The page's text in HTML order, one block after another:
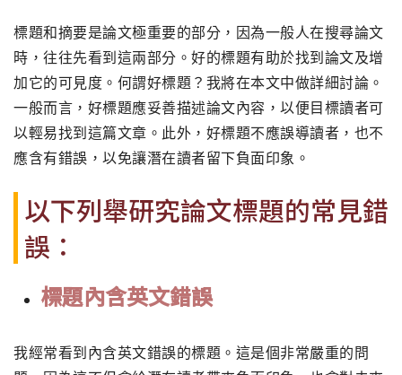
標題和摘要是論文極重要的部分，因為一般人在搜尋論文
時，往往先看到這兩部分。好的標題有助於找到論文及增
加它的可見度。何謂好標題？我將在本文中做詳細討論。
一般而言，好標題應妥善描述論文內容，以便目標讀者可
以輕易找到這篇文章。此外，好標題不應誤導讀者，也不
應含有錯誤，以免讓潛在讀者留下負面印象。
以下列舉研究論文標題的常見錯
誤：
標題內含英文錯誤
我經常看到內含英文錯誤的標題。這是個非常嚴重的問